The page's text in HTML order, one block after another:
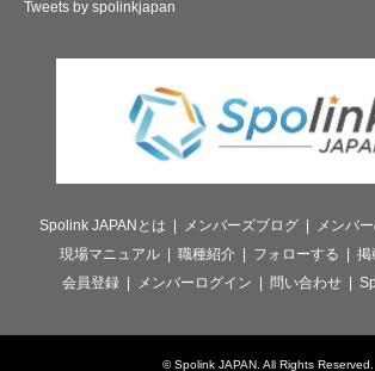
Tweets by spolinkjapan
Spolink JAPANとは メンバーズブログ メンバ
現場マニュアル
職種紹介 フォローする
掲
会員登録
メンバーログイン 問い合わせ
©Spolink JAPAN. All Rights Reserved.